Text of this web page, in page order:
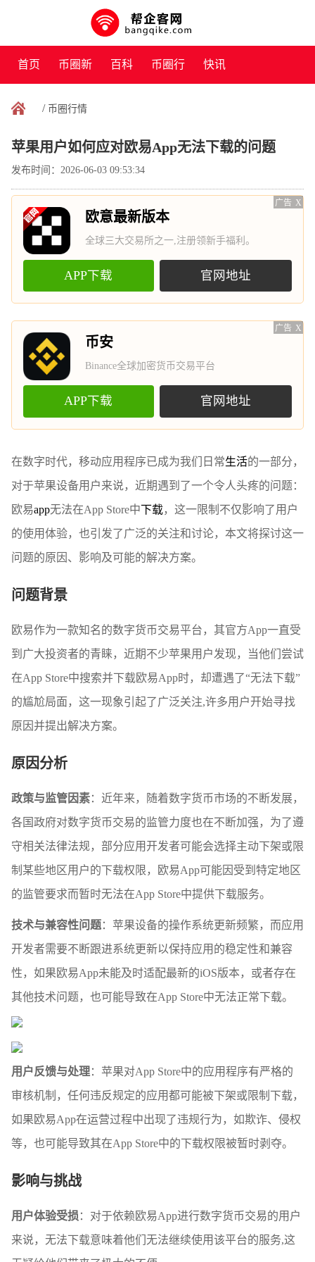
首页 币圈新
闻
百科 币圈行 快讯
/ 币圈行情
苹果用户如何应对欧易App无法下载的问题
发布时间：2026-06-03 09:53:34
广告 X
欧意最新版本
全球三大交易所之一,注册领新手福利。
APP下载 官网地址
广告 X
币安
Binance全球加密货币交易平台
APP下载 官网地址
在数字时代，移动应用程序已成为我们日常生活的一部分，
对于苹果设备用户来说，近期遇到了一个令人头疼的问题：
欧易app无法在App Store中下载，这一限制不仅影响了用户
的使用体验，也引发了广泛的关注和讨论，本文将探讨这一
问题的原因、影响及可能的解决方案。
问题背景
欧易作为一款知名的数字货币交易平台，其官方App一直受
到广大投资者的青睐，近期不少苹果用户发现，当他们尝试
在App Store中搜索并下载欧易App时，却遭遇了“无法下载”
的尴尬局面，这一现象引起了广泛关注,许多用户开始寻找
原因并提出解决方案。
原因分析
政策与监管因素：近年来，随着数字货币市场的不断发展，
各国政府对数字货币交易的监管力度也在不断加强，为了遵
守相关法律法规，部分应用开发者可能会选择主动下架或限
制某些地区用户的下载权限，欧易App可能因受到特定地区
的监管要求而暂时无法在App Store中提供下载服务。
技术与兼容性问题：苹果设备的操作系统更新频繁，而应用
开发者需要不断跟进系统更新以保持应用的稳定性和兼容
性，如果欧易App未能及时适配最新的iOS版本，或者存在
其他技术问题，也可能导致在App Store中无法正常下载。
用户反馈与处理：苹果对App Store中的应用程序有严格的
审核机制，任何违反规定的应用都可能被下架或限制下载，
如果欧易App在运营过程中出现了违规行为，如欺诈、侵权
等，也可能导致其在App Store中的下载权限被暂时剥夺。
影响与挑战
用户体验受损 ：对于依赖欧易App进行数字货币交易的用户
来说，无法下载意味着他们无法继续使用该平台的服务,这